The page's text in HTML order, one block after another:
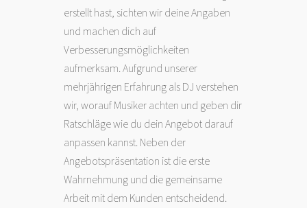
erstellt hast, sichten wir deine Angaben
und machen dich auf
Verbesserungsmöglichkeiten
aufmerksam. Aufgrund unserer
mehrjährigen Erfahrung als DJ verstehen
wir, worauf Musiker achten und geben dir
Ratschläge wie du dein Angebot darauf
anpassen kannst. Neben der
Angebotspräsentation ist die erste
Wahrnehmung und die gemeinsame
Arbeit mit dem Kunden entscheidend.